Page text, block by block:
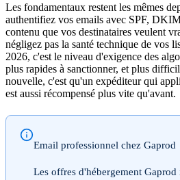
Les fondamentaux restent les mêmes
authentifiez vos emails avec SPF,
contenu que vos destinataires veulent
négligez pas la santé technique de vos
2026, c'est le niveau d'exigence des
plus rapides à sanctionner, et plus
nouvelle, c'est qu'un expéditeur qui
est aussi récompensé plus vite qu'avant.
Email professionnel chez Gaprod
Les offres d'hébergement Gaprod